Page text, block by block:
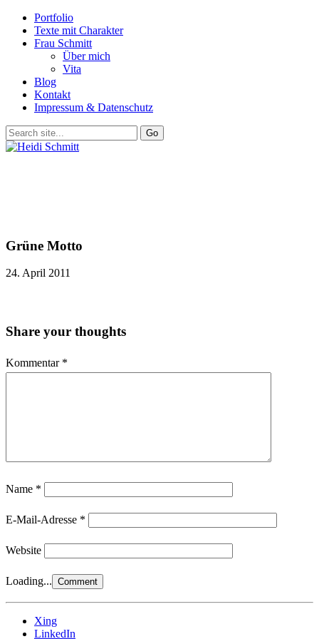
Portfolio
Texte mit Charakter
Frau Schmitt
Über mich
Vita
Blog
Kontakt
Impressum & Datenschutz
Grüne Motto
24. April 2011
Share your thoughts
Kommentar *
Name *
E-Mail-Adresse *
Website
Loading...
Xing
LinkedIn